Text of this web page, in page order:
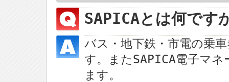
SAPICAとは何です
バス・地下鉄・市電の乗
す。またSAPICA電子マ
ます。